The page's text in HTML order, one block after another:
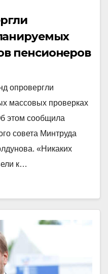
пенсионеров
опровергли
массовых проверках
этом сообщила
совета Минтруда
«Никаких
к…